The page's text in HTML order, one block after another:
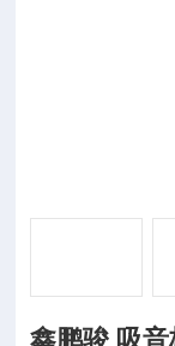
鑫鹏骏 吸